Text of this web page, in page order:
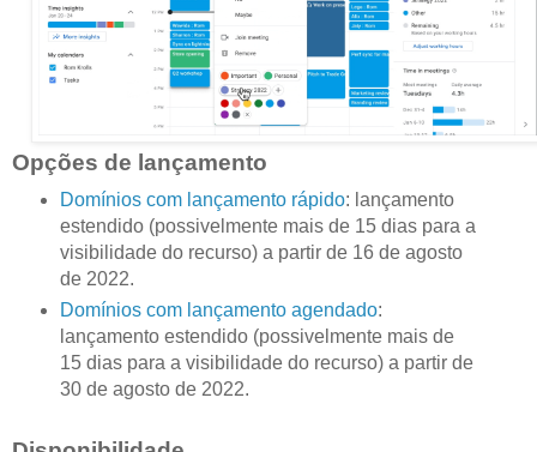
Opções de lançamento
Domínios com lançamento rápido: lançamento
estendido (possivelmente mais de 15 dias para a
visibilidade do recurso) a partir de 16 de agosto
de 2022.
Domínios com lançamento agendado:
lançamento estendido (possivelmente mais de
15 dias para a visibilidade do recurso) a partir de
30 de agosto de 2022.